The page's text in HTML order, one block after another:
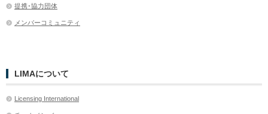
提携･協力団体
メンバーコミュニティ
LIMAについて
Licensing International